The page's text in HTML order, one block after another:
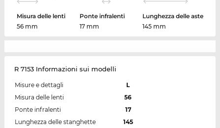
Misura delle lenti
56 mm
Ponte infralenti
17 mm
Lunghezza delle aste
145 mm
R 7153 Informazioni sui modelli
Misure e dettagli
L
Misura delle lenti
56
Ponte infralenti
17
Lunghezza delle stanghette
145